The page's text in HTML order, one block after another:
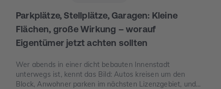
Parkplätze, Stellplätze, Garagen: Kleine
Flächen, große Wirkung – worauf
Eigentümer jetzt achten sollten
Wer abends in einer dicht bebauten Innenstadt
unterwegs ist, kennt das Bild: Autos kreisen um den
Block, Anwohner parken im nächsten Lizenzgebiet, und